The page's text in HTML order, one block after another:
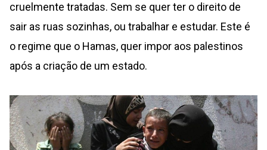
cruelmente tratadas. Sem se quer ter o direito de
sair as ruas sozinhas, ou trabalhar e estudar. Este é
o regime que o Hamas, quer impor aos palestinos
após a criação de um estado.